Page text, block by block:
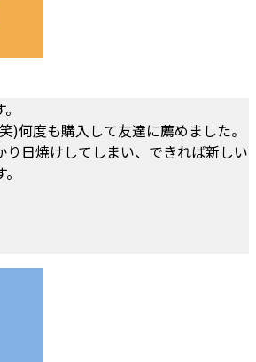
)何度も購入して友達に薦めました。
り日焼けしてしまい、できれば新しい